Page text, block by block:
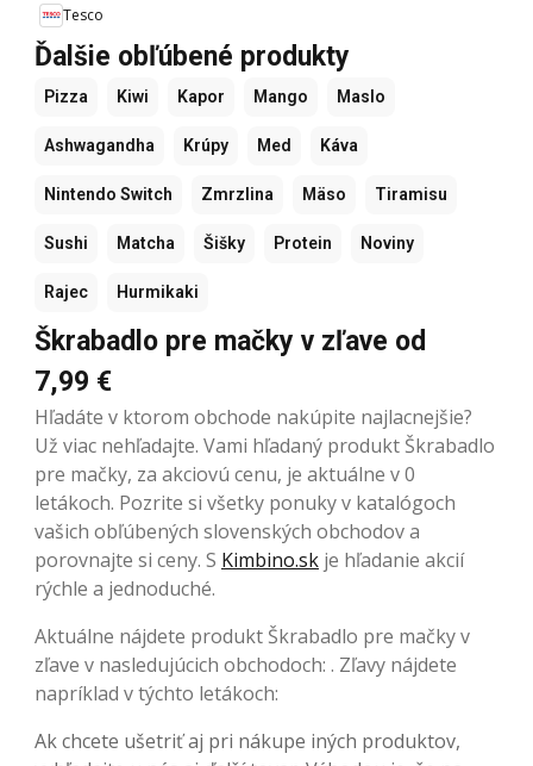
Tesco
Ďalšie obľúbené produkty
Pizza Kiwi Kapor Mango Maslo
Ashwagandha Krúpy Med Káva
Nintendo Switch Zmrzlina Mäso Tiramisu
Sushi Matcha Šišky Protein Noviny
Rajec Hurmikaki
Škrabadlo pre mačky v zľave od
7,99 €
Hľadáte v ktorom obchode nakúpite najlacnejšie?
Už viac nehľadajte. Vami hľadaný produkt Škrabadlo
pre mačky, za akciovú cenu, je aktuálne v 0
letákoch. Pozrite si všetky ponuky v katalógoch
vašich obľúbených slovenských obchodov a
porovnajte si ceny. S Kimbino.sk je hľadanie akcií
rýchle a jednoduché.
Aktuálne nájdete produkt Škrabadlo pre mačky v
zľave v nasledujúcich obchodoch: . Zľavy nájdete
napríklad v týchto letákoch:
Ak chcete ušetriť aj pri nákupe iných produktov,